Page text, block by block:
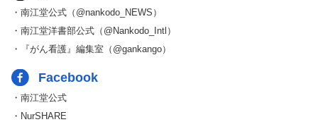
・南江堂公式（@nankodo_NEWS）
・南江堂洋書部公式（@Nankodo_Intl）
・『がん看護』編集室（@gankango）
Facebook
・南江堂公式
・NurSHARE